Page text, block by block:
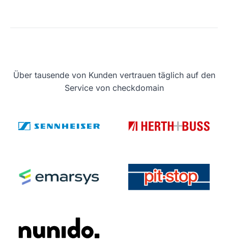
Über tausende von Kunden vertrauen täglich auf den
Service von checkdomain